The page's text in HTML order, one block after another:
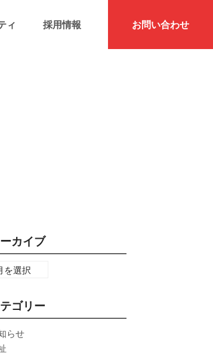
ィ 採用情報 お問い合わせ
カイブ
ゴリー
らせ